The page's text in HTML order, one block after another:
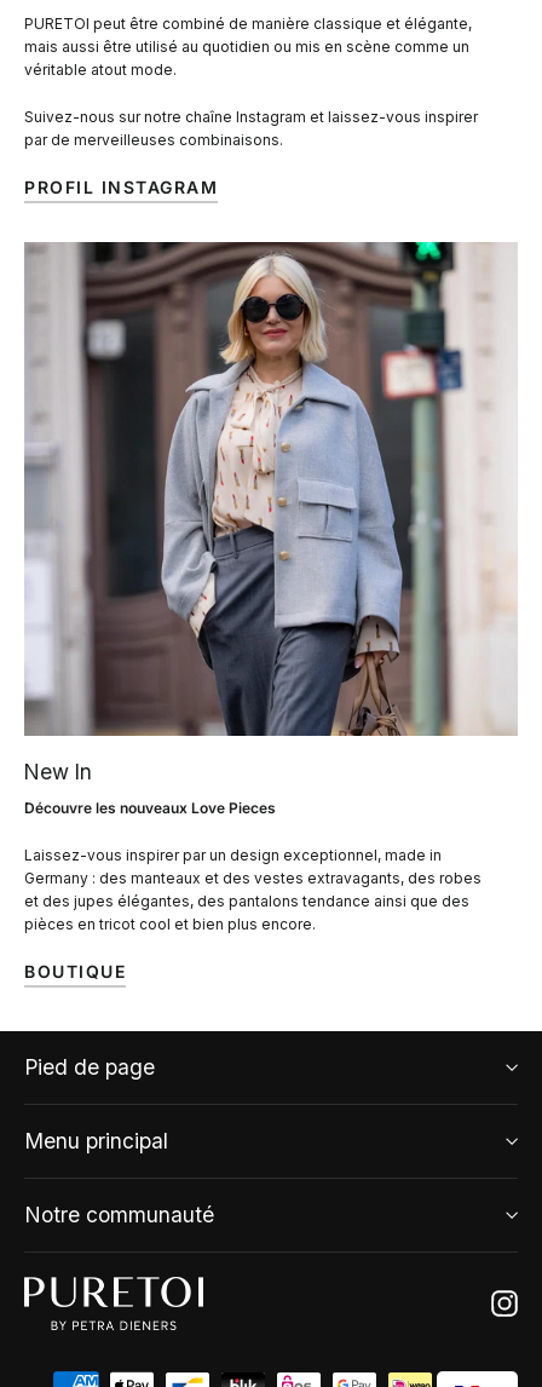
PURETOI peut être combiné de manière classique et élégante,
mais aussi être utilisé au quotidien ou mis en scène comme un
véritable atout mode.
Suivez-nous sur notre chaîne Instagram et laissez-vous inspirer
par de merveilleuses combinaisons.
PROFIL INSTAGRAM
New In
Découvre les nouveaux Love Pieces
Laissez-vous inspirer par un design exceptionnel, made in
Germany : des manteaux et des vestes extravagants, des robes
et des jupes élégantes, des pantalons tendance ainsi que des
pièces en tricot cool et bien plus encore.
BOUTIQUE
Pied de page
Menu principal
Notre communauté